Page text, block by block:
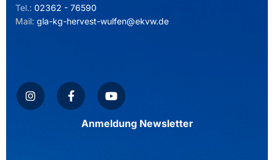
Tel.: 02362 - 76590
Mail: gla-kg-hervest-wulfen@ekvw.de
Anmeldung Newsletter